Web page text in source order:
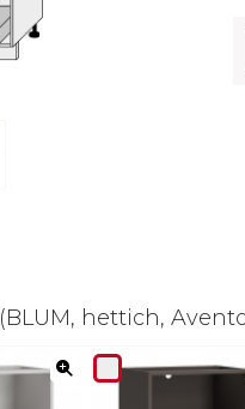
(BLUM, hettich,